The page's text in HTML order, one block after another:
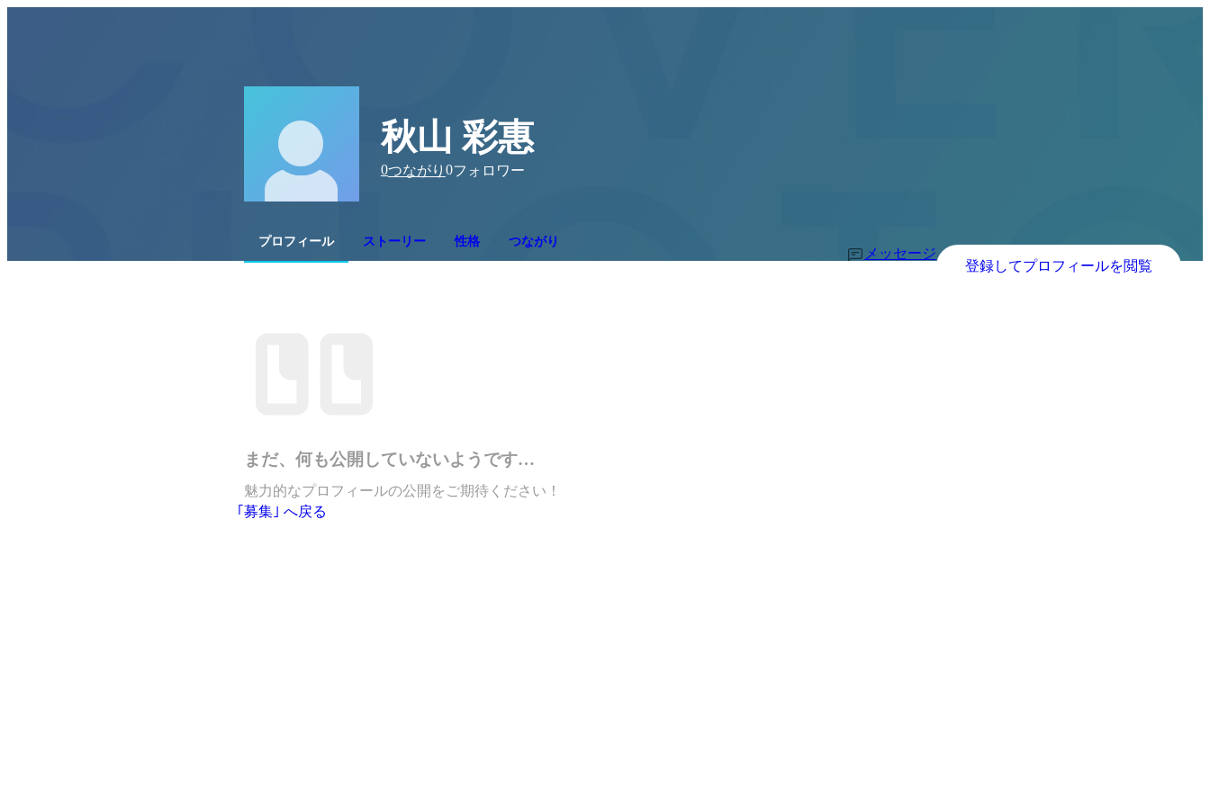
秋山 彩惠
0つながり 0フォロワー
プロフィール ストーリー 性格 つながり
メッセージ
登録してプロフィールを閲覧
まだ、何も公開していないようです…
魅力的なプロフィールの公開をご期待ください！
｢募集｣ へ戻る